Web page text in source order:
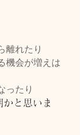
離れたり
機会が増えは
ったり
かと思いま